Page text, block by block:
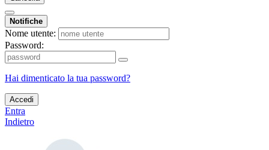
Notifiche
Nome utente:
Password:
Hai dimenticato la tua password?
Accedi
Entra
Indietro